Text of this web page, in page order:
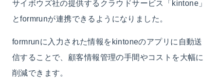
サイボウズ社の提供するクラウドサービス「kintone」
とformrunが連携できるようになりました。
formrunに入力された情報をkintoneのアプリに自動送
信することで、顧客情報管理の手間やコストを大幅に
削減できます。